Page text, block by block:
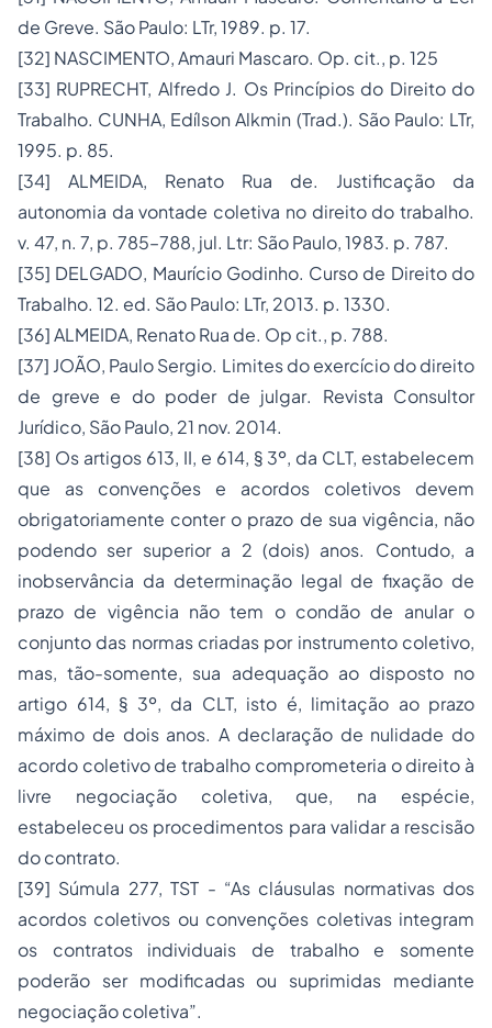
de Greve. São Paulo: LTr, 1989. p. 17.
[32] NASCIMENTO, Amauri Mascaro. Op. cit., p. 125
[33] RUPRECHT, Alfredo J. Os Princípios do Direito do
Trabalho. CUNHA, Edílson Alkmin (Trad.). São Paulo: LTr,
1995. p. 85.
[34] ALMEIDA, Renato Rua de. Justificação da
autonomia da vontade coletiva no direito do trabalho.
v. 47, n. 7, p. 785–788, jul. Ltr: São Paulo, 1983. p. 787.
[35] DELGADO, Maurício Godinho. Curso de Direito do
Trabalho. 12. ed. São Paulo: LTr, 2013. p. 1330.
[36]ALMEIDA, Renato Rua de. Op cit., p. 788.
[37]JOÃO, Paulo Sergio. Limites do exercício do direito
de greve e do poder de julgar. Revista Consultor
Jurídico, São Paulo, 21 nov. 2014.
[38] Os artigos 613, II, e 614, § 3º, da CLT, estabelecem
que as convenções e acordos coletivos devem
obrigatoriamente conter o prazo de sua vigência, não
podendo ser superior a 2 (dois) anos. Contudo, a
inobservância da determinação legal de fixação de
prazo de vigência não tem o condão de anular o
conjunto das normas criadas por instrumento coletivo,
mas, tão-somente, sua adequação ao disposto no
artigo 614, § 3º, da CLT, isto é, limitação ao prazo
máximo de dois anos. A declaração de nulidade do
acordo coletivo de trabalho comprometeria o direito à
livre negociação coletiva, que, na espécie,
estabeleceu os procedimentos para validar a rescisão
do contrato.
[39] Súmula 277, TST - “As cláusulas normativas dos
acordos coletivos ou convenções coletivas integram
os contratos individuais de trabalho e somente
poderão ser modificadas ou suprimidas mediante
negociação coletiva”.